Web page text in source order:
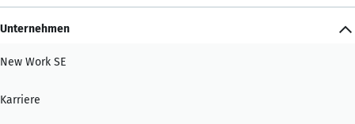
Unternehmen
New Work SE
Karriere